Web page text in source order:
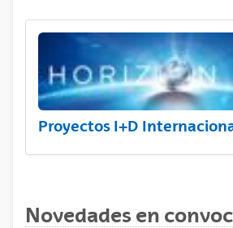
Proyectos I+D
Novedades en